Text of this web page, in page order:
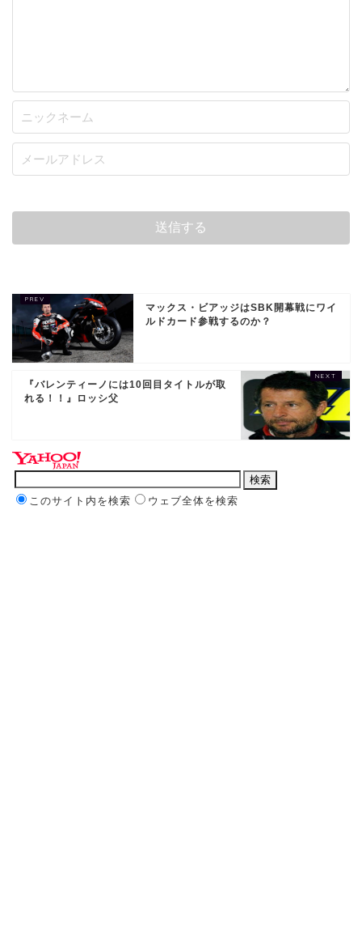
マックス・ビアッジはSBK開幕戦にワイ
ルドカード参戦するのか？
『バレンティーノには10回目タイトルが取
れる！！』ロッシ父
このサイト内を検索 ウェブ全体を検索